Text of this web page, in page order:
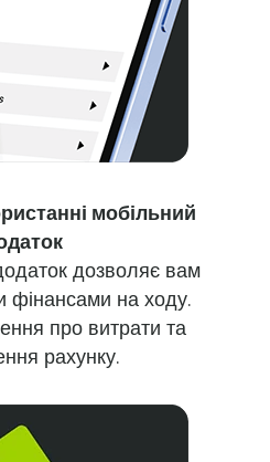
мобільний
дозволяє вам
фінансами на ходу.
про витрати та
рахунку.